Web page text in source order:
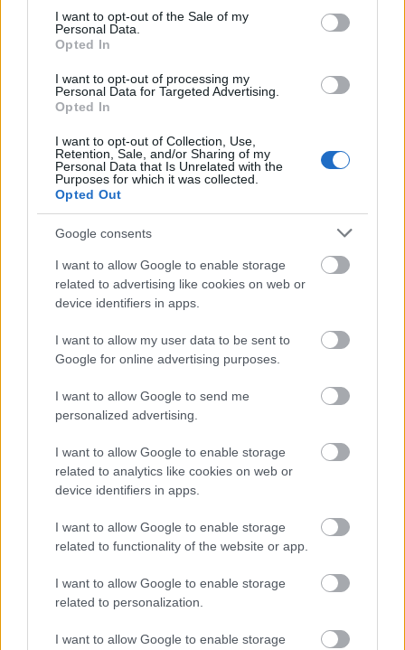
consent section.
I want to opt-out of the Sale of my
Personal Data.
Opted In
I want to opt-out of processing my
Personal Data for Targeted Advertising.
Opted In
I want to opt-out of Collection, Use,
Retention, Sale, and/or Sharing of my
Personal Data that Is Unrelated with the
Purposes for which it was collected.
Opted Out
Google consents
I want to allow Google to enable storage
related to advertising like cookies on web or
device identifiers in apps.
I want to allow my user data to be sent to
Google for online advertising purposes.
I want to allow Google to send me
personalized advertising.
I want to allow Google to enable storage
related to analytics like cookies on web or
device identifiers in apps.
I want to allow Google to enable storage
related to functionality of the website or app.
I want to allow Google to enable storage
related to personalization.
I want to allow Google to enable storage
Κοντογεώργης επανέλαβε ότι ο πυρήνας της
πολιτικής της Νέας Δημοκρατίας παραμένει
βαθιά κοινωνικός, με σταθερό στόχο την κοινωνική
κινητικότητα, τη συλλογική πρόοδο και, πάνω από
όλα, την κοινωνική δικαιοσύνη για μια ισόρροπη
ανάπτυξη που διασφαλίζει ότι κανένας δεν μένει
Πηγή: ΑΠΕ-ΜΠΕ
και μάθετε
πρώτοι όλες τιςειδήσειςαπό την Ελλάδα και τον κόσμο.